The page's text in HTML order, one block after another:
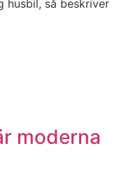
husbil, så beskriver
moderna